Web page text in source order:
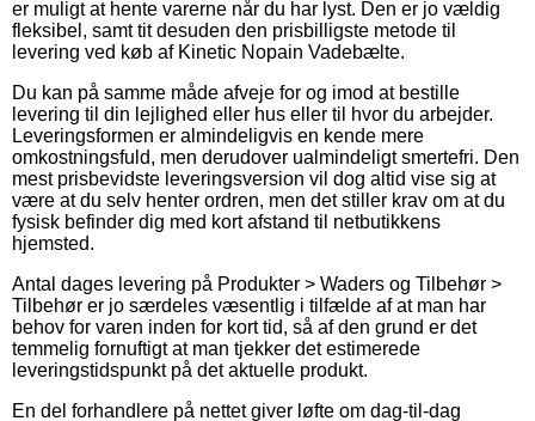
er muligt at hente varerne når du har lyst. Den er jo vældig
fleksibel, samt tit desuden den prisbilligste metode til
levering ved køb af Kinetic Nopain Vadebælte.
Du kan på samme måde afveje for og imod at bestille
levering til din lejlighed eller hus eller til hvor du arbejder.
Leveringsformen er almindeligvis en kende mere
omkostningsfuld, men derudover ualmindeligt smertefri. Den
mest prisbevidste leveringsversion vil dog altid vise sig at
være at du selv henter ordren, men det stiller krav om at du
fysisk befinder dig med kort afstand til netbutikkens
hjemsted.
Antal dages levering på Produkter > Waders og Tilbehør >
Tilbehør er jo særdeles væsentlig i tilfælde af at man har
behov for varen inden for kort tid, så af den grund er det
temmelig fornuftigt at man tjekker det estimerede
leveringstidspunkt på det aktuelle produkt.
En del forhandlere på nettet giver løfte om dag-til-dag